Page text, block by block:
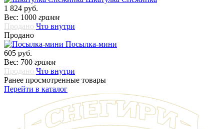
1 824 руб.
Вес: 1000 грамм
Продано Что внутри
Продано
Посылка-мини
605 руб.
Вес: 700 грамм
Продано Что внутри
Ранее просмотренные товары
Перейти в каталог